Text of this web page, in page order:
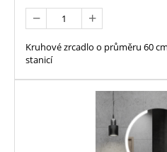
Kruhové zrcadlo o průměru 60
stanicí